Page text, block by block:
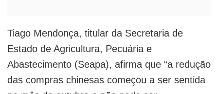
Tiago Mendonça, titular da Secretaria de
Estado de Agricultura, Pecuária e
Abastecimento (Seapa), afirma que “a redução
das compras chinesas começou a ser sentida